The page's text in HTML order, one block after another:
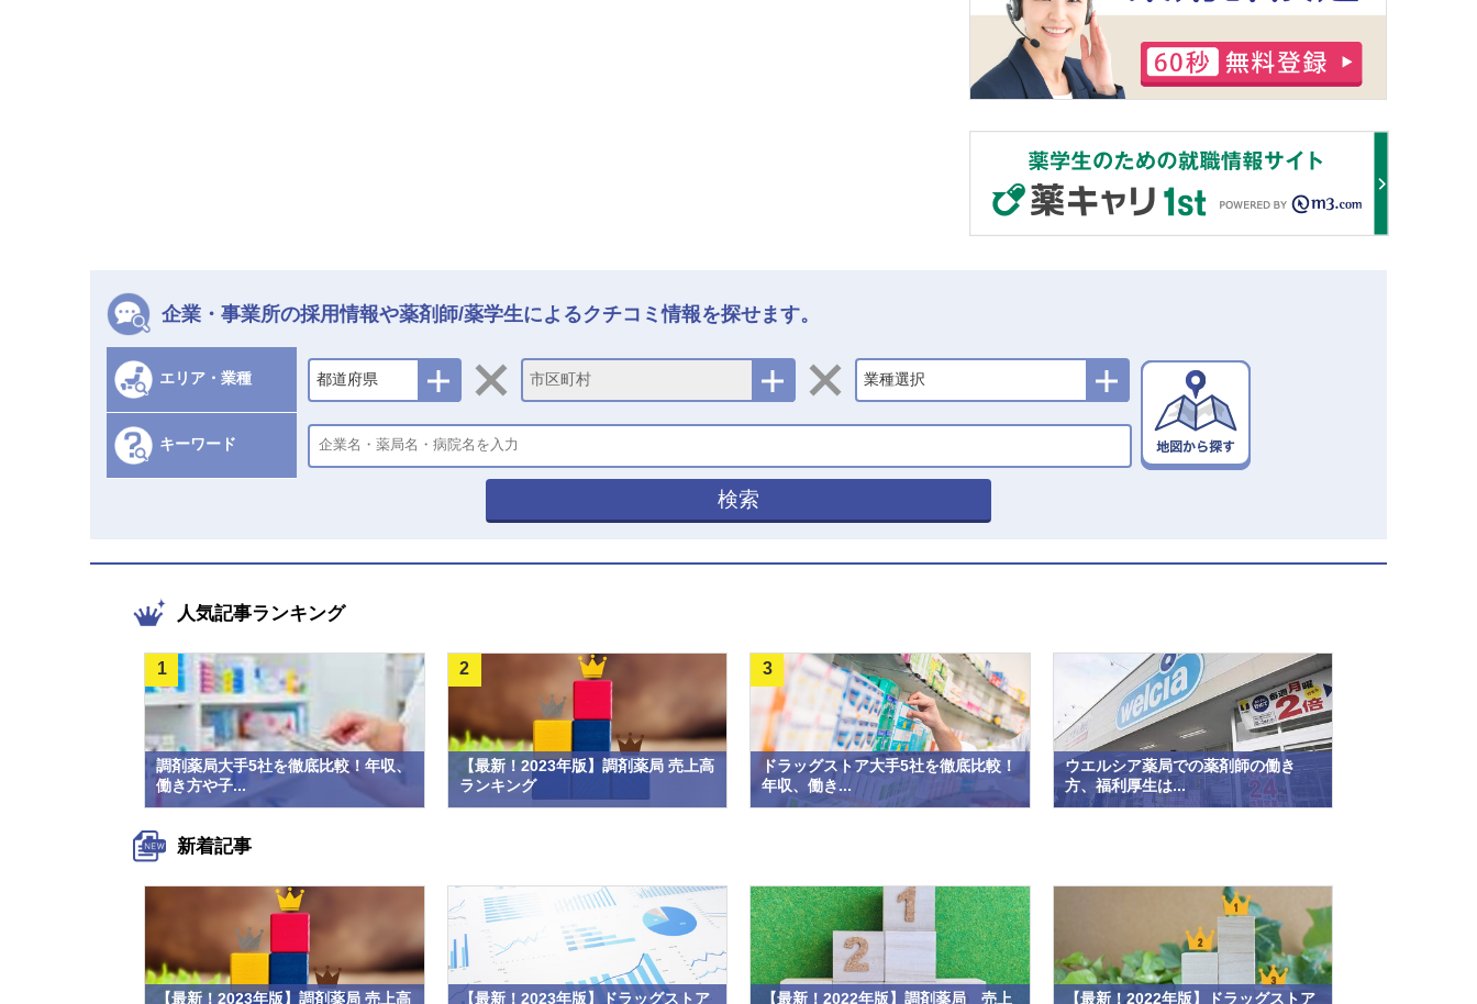
企業・事業所の採用情報や薬剤師/薬学生によるクチコミ情報を探せます。
エリア・業種 都道府県 市区町村 業種選択
キーワード
検索
人気記事ランキング
調剤薬局大手5社を徹底比較！年収、
働き方や子...
1
【最新！2023年版】調剤薬局 売上高
ランキング
2
ドラッグストア大手5社を徹底比較！
年収、働き...
3
ウエルシア薬局での薬剤師の働き
方、福利厚生は...
新着記事
【最新！2023年版】調剤薬局 売上高 【最新！2023年版】ドラッグストア 【最新！2022年版】調剤薬局 売上 【最新！2022年版】ドラッグストア